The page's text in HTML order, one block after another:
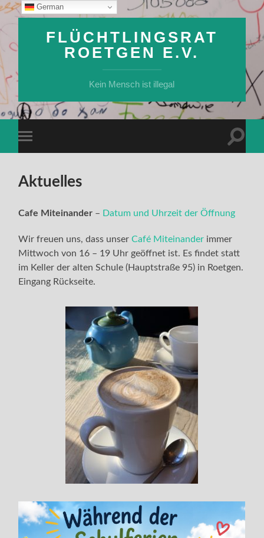
FLÜCHTLINGSRAT
ROETGEN E.V.
Kein Mensch ist illegal
Menü
Aktuelles
Cafe Miteinander – Datum und Uhrzeit der Öffnung
Wir freuen uns, dass unserCafé Miteinander immer
Mittwoch von 16 – 19 Uhr geöffnet ist. Es findet statt
im Keller der alten Schule (Hauptstraße 95) in Roetgen.
Eingang Rückseite.
German